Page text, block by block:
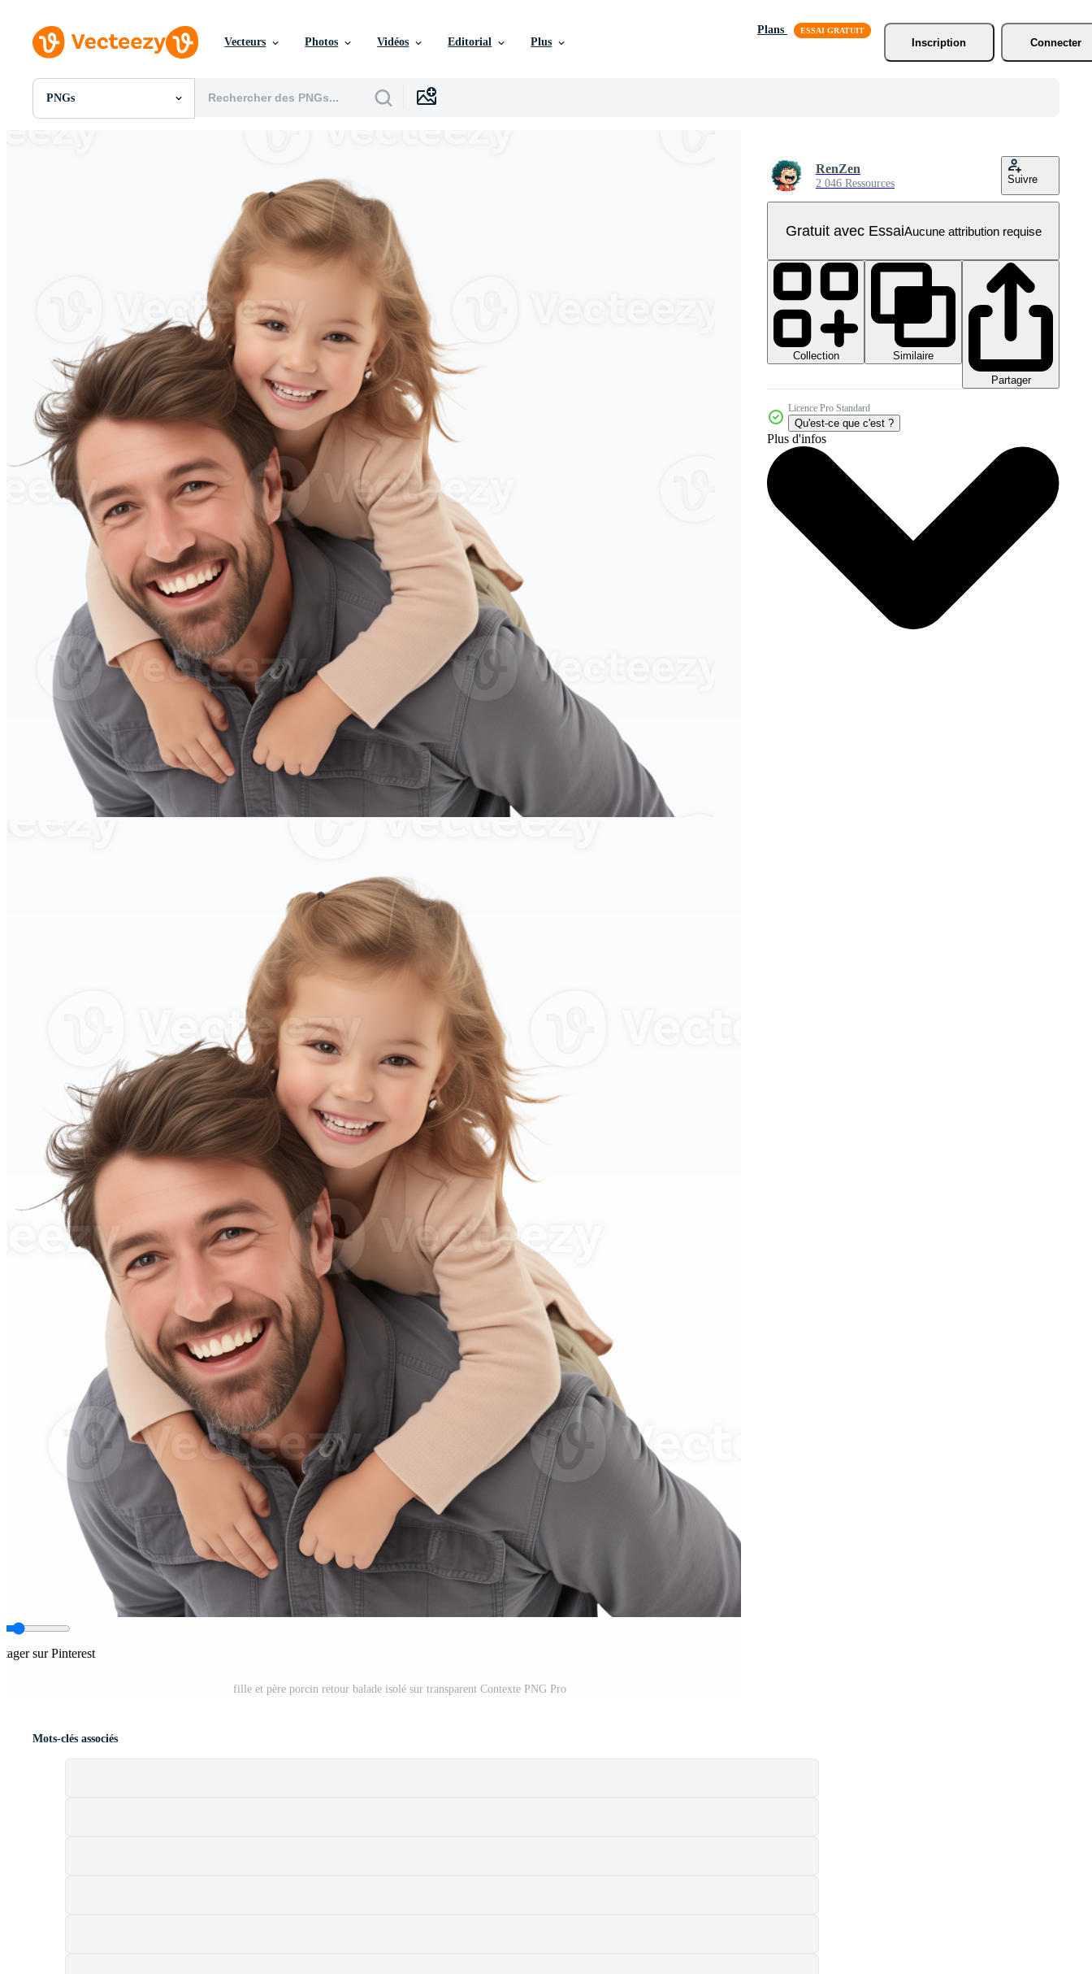
Vecteurs Photos Vidéos Editorial Plus
Plans
Inscription
Connecter
PNGs
Toutes Images
sur Pinterest
fille et père porcin retour balade isolé sur transparent Contexte PNG Pro
RenZen
2 046 Ressources Suivre
Gratuit avec EssaiAucune attribution requise
Collection
Similaire
Partager
Licence Pro Standard
Qu'est-ce que c'est ?
Plus d'infos
Mots-clés associés